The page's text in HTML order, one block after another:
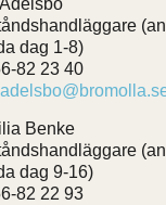
Adelsbo
dag 1-8)
82 23 40
Benke
dag 9-16)
82 22 93